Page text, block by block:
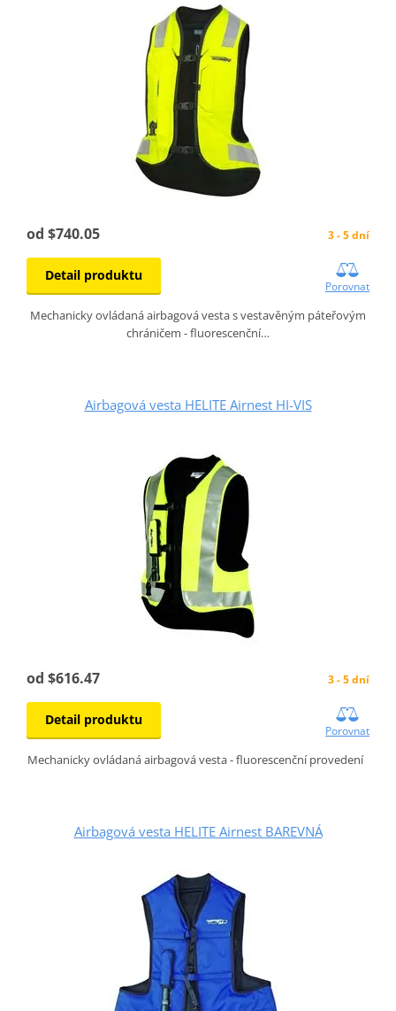
od $740.05 3 - 5 dní
Detail produktu
Porovnat
Mechanicky ovládaná airbagová vesta s vestavěným páteřovým
chráničem - fluorescenční…
Airbagová vesta HELITE Airnest HI-VIS
od $616.47 3 - 5 dní
Detail produktu
Porovnat
Mechanicky ovládaná airbagová vesta - fluorescenční provedení
Airbagová vesta HELITE Airnest BAREVNÁ